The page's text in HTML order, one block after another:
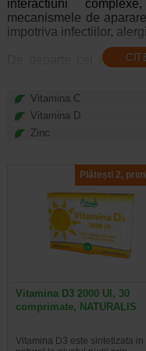
interactiuni
mecanismele de
impotriva infectiilor,
De departe cel mai
importanta pentru
este implicata in
imunitare, dar si
prdispozitie
infectioase in cazul
acestora.
Cat despre minerale si
ca sprijinul cel mai
partea zincului,
trebuie sa devina o
fier.
Vitamina C
Vitamina D
Zinc
Plătești 2,
Vitamina D3 2000 UI, 30
comprimate, NATURALIS
Vitamina D3 este sintetizata in